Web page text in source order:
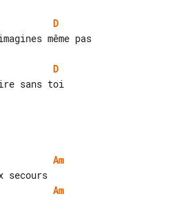
D
même pas
D
sans toi
Am
Am